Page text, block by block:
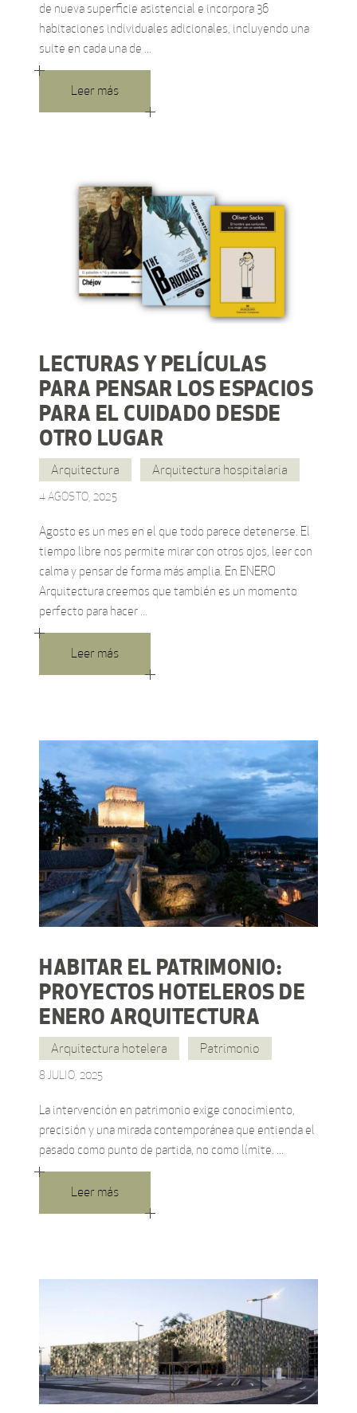
de nueva superficie asistencial e incorpora 36
habitaciones individuales adicionales, incluyendo una
suite en cada una de
Leer más
LECTURAS Y PELÍCULAS
PARA PENSAR LOS ESPACIOS
PARA EL CUIDADO DESDE
OTRO LUGAR
Arquitectura Arquitectura hospitalaria
4 AGOSTO, 2025
Agosto es un mes en el que todo parece detenerse. El
tiempo libre nos permite mirar con otros ojos, leer con
calma y pensar de forma más amplia. En ENERO
Arquitectura creemos que también es un momento
perfecto para hacer
Leer más
HABITAR EL PATRIMONIO:
PROYECTOS HOTELEROS DE
ENERO ARQUITECTURA
Arquitectura hotelera Patrimonio
8 JULIO, 2025
La intervención en patrimonio exige conocimiento,
precisión y una mirada contemporánea que entienda el
pasado como punto de partida, no como límite.
Leer más